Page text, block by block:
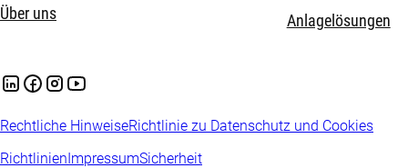
Über uns
Anlagelösungen
Rechtliche HinweiseRichtlinie zu Datenschutz und Cookies
RichtlinienImpressumSicherheit